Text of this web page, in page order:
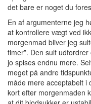
det bare er noget du
En af argumenterne jeg
at kontrollere vægt ved
morgenmad bliver jeg
timer”. Den sult
jo spises endnu mere.
meget på andre
måde mere acceptabelt i
kort efter morgenmaden